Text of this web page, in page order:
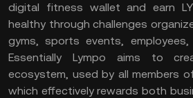
digital fitness wallet and earn
healthy through challenges
gyms, sports events,
Essentially Lympo aims to
ecosystem, used by all members
which effectively rewards both